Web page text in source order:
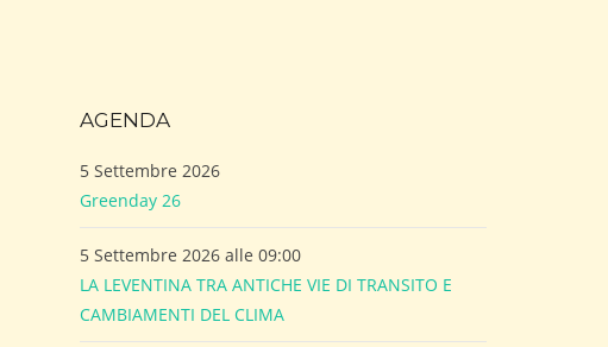
AGENDA
5 Settembre 2026
Greenday 26
5 Settembre 2026 alle 09:00
LA LEVENTINA TRA ANTICHE VIE DI TRANSITO E
CAMBIAMENTI DEL CLIMA